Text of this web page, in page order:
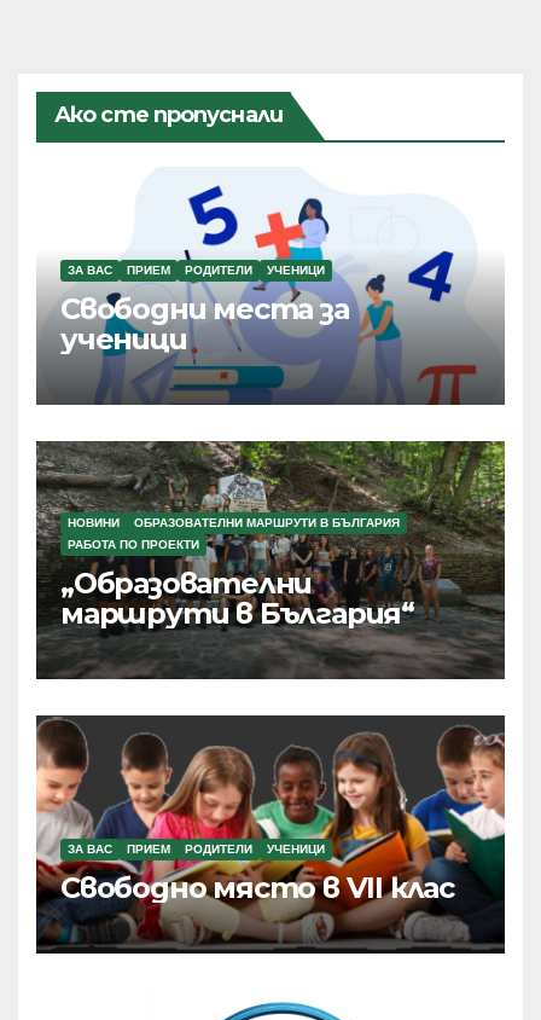
Ако сте пропуснали
ЗА ВАС ПРИЕМ РОДИТЕЛИ УЧЕНИЦИ
Свободни места за
ученици
НОВИНИ
ОБРАЗОВАТЕЛНИ МАРШРУТИ В БЪЛГАРИЯ
РАБОТА ПО ПРОЕКТИ
„Образователни
маршрути в България“
ЗА ВАС ПРИЕМ РОДИТЕЛИ УЧЕНИЦИ
Свободно място в VII клас